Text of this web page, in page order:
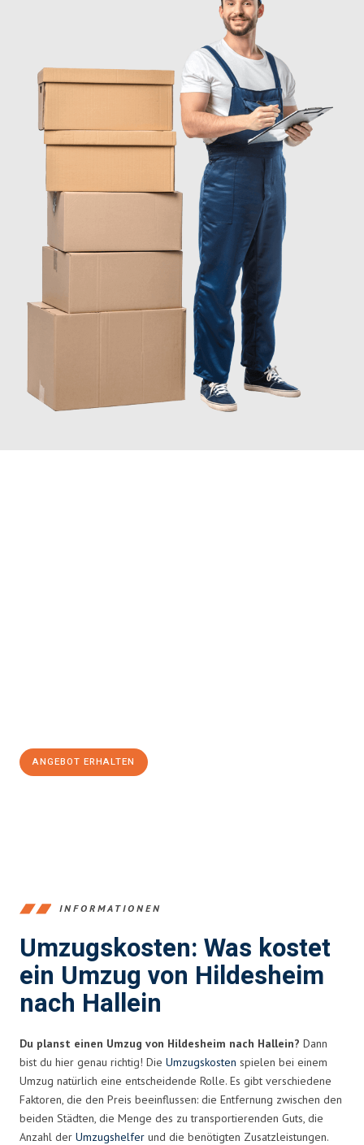
ANGEBOT ERHALTEN
INFORMATIONEN
Umzugskosten: Was kostet
ein Umzug von Hildesheim
nach Hallein
Du planst einen Umzug von Hildesheim nach Hallein? Dann
bist du hier genau richtig! Die Umzugskosten spielen bei einem
Umzug natürlich eine entscheidende Rolle. Es gibt verschiedene
Faktoren, die den Preis beeinflussen: die Entfernung zwischen den
beiden Städten, die Menge des zu transportierenden Guts, die
Anzahl der Umzugshelfer und die benötigten Zusatzleistungen.